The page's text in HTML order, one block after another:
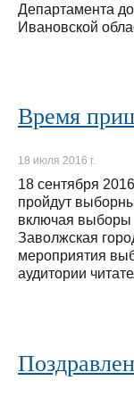
Департамента
Ивановской
Время
18 июля 2016 г.
18 сентября
пройдут
включая выборы
Заволжская
мероприятия
аудитории